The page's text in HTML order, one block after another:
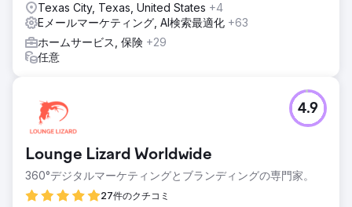
Texas City, Texas, United States +4
Eメールマーケティング, AI検索最適化 +63
ホームサービス, 保険 +29
任意
Lounge Lizard Worldwide
360°デジタルマーケティングとブランディングの専門家。
27件のクチコミ
4.9